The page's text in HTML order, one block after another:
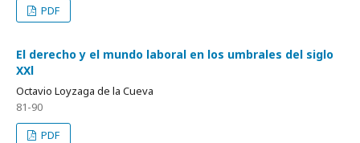
PDF
El derecho y el mundo laboral en los umbrales del siglo
XXl
Octavio Loyzaga de la Cueva
81-90
PDF